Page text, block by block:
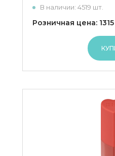
В наличии: 4519 шт.
Розничная цена: